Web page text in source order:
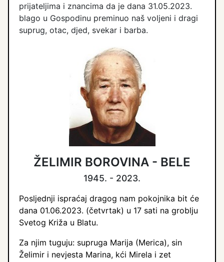
prijateljima i znancima da je dana 31.05.2023.
blago u Gospodinu preminuo naš voljeni i dragi
suprug, otac, djed, svekar i barba.
ŽELIMIR BOROVINA - BELE
1945. - 2023.
Posljednji ispraćaj dragog nam pokojnika bit će
dana 01.06.2023. (četvrtak) u 17 sati na groblju
Svetog Križa u Blatu.
Za njim tuguju: supruga Marija (Merica), sin
Želimir i nevjesta Marina, kći Mirela i zet